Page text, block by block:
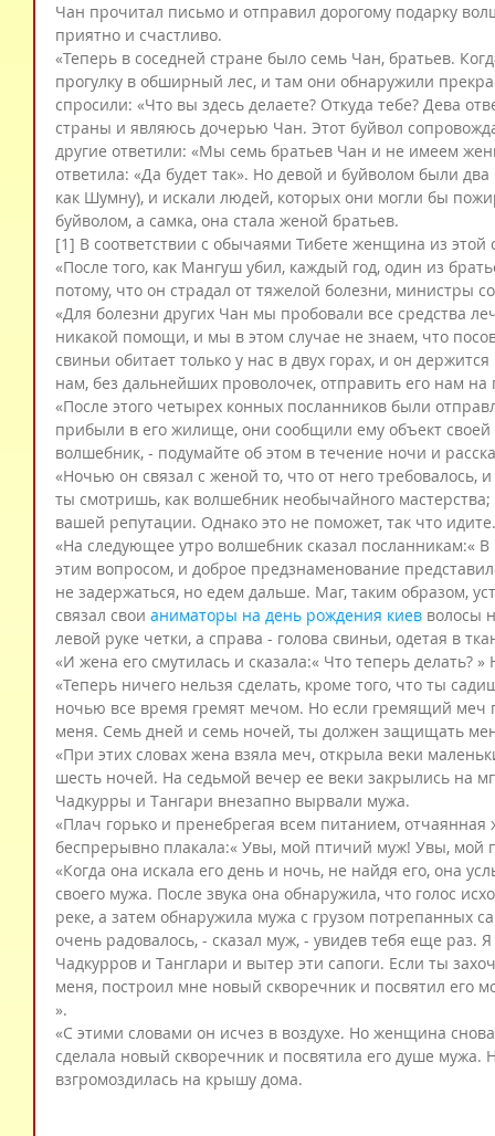
Чан прочитал письмо и отправил дорогому подарку
приятно и счастливо.
«Теперь в соседней стране было семь Чан, братьев.
прогулку в обширный лес, и там они обнаружили
спросили: «Что вы здесь делаете? Откуда тебе? Дева
страны и являюсь дочерью Чан. Этот буйвол
другие ответили: «Мы семь братьев Чан и не имеем
ответила: «Да будет так». Но девой и буйволом были
как Шумну), и искали людей, которых они могли бы
буйволом, а самка, она стала женой братьев.
[1] В соответствии с обычаями Тибете женщина из
«После того, как Мангуш убил, каждый год, один из
потому, что он страдал от тяжелой болезни, министры
«Для болезни других Чан мы пробовали все средства
никакой помощи, и мы в этом случае не знаем, что
свиньи обитает только у нас в двух горах, и он
нам, без дальнейших проволочек, отправить его нам
«После этого четырех конных посланников были
прибыли в его жилище, они сообщили ему объект своей
волшебник, - подумайте об этом в течение ночи и
«Ночью он связал с женой то, что от него требовалось,
ты смотришь, как волшебник необычайного
вашей репутации. Однако это не поможет, так что идите.
«На следующее утро волшебник сказал посланникам:«
этим вопросом, и доброе предзнаменование
не задержаться, но едем дальше. Маг, таким образом,
связал свои аниматоры на день рождения киев волосы
левой руке четки, а справа - голова свиньи, одетая в
«И жена его смутилась и сказала:« Что теперь делать?
«Теперь ничего нельзя сделать, кроме того, что ты
ночью все время гремят мечом. Но если гремящий меч
меня. Семь дней и семь ночей, ты должен защищать
«При этих словах жена взяла меч, открыла веки
шесть ночей. На седьмой вечер ее веки закрылись на
Чадкурры и Тангари внезапно вырвали мужа.
«Плач горько и пренебрегая всем питанием,
беспрерывно плакала:« Увы, мой птичий муж! Увы, мой
«Когда она искала его день и ночь, не найдя его, она
своего мужа. После звука она обнаружила, что голос
реке, а затем обнаружила мужа с грузом потрепанных
очень радовалось, - сказал муж, - увидев тебя еще раз.
Чадкурров и Танглари и вытер эти сапоги. Если ты
меня, построил мне новый скворечник и посвятил его
».
«С этими словами он исчез в воздухе. Но женщина
сделала новый скворечник и посвятила его душе
взгромоздилась на крышу дома.